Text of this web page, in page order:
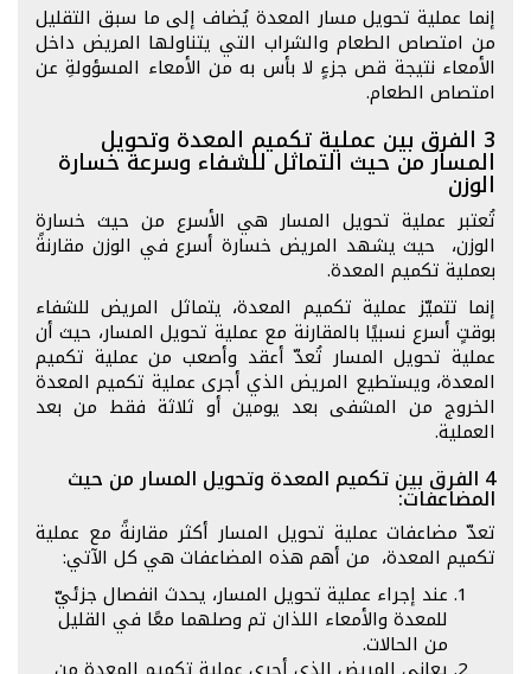
إنما عملية تحويل مسار المعدة يُضاف إلى ما سبق التقليل
من امتصاص الطعام والشراب التي يتناولها المريض داخل
الأمعاء نتيجة قص جزءٍ لا بأس به من الأمعاء المسؤولةِ عن
امتصاص الطعام.
3 الفرق بين عملية تكميم المعدة وتحويل
المسار من حيث التماثل للشفاء وسرعة خسارة
الوزن
تُعتبر عملية تحويل المسار هي الأسرع من حيث خسارة
الوزن، حيث يشهد المريض خسارة أسرع في الوزن مقارنةً
بعملية تكميم المعدة.
إنما تتميّز عملية تكميم المعدة، يتماثل المريض للشفاء
بوقتٍ أسرع نسبيًا بالمقارنة مع عملية تحويل المسار، حيث أن
عملية تحويل المسار تُعدّ أعقد وأصعب من عملية تكميم
المعدة، ويستطيع المريض الذي أجرى عملية تكميم المعدة
الخروج من المشفى بعد يومين أو ثلاثة فقط من بعد
العملية.
4 الفرق بين تكميم المعدة وتحويل المسار من حيث
المضاعفات:
تعدّ مضاعفات عملية تحويل المسار أكثر مقارنةً مع عملية
تكميم المعدة، من أهم هذه المضاعفات هي كل الآتي:
عند إجراء عملية تحويل المسار، يحدث انفصال جزئيّ
للمعدة والأمعاء اللذان تم وصلهما معًا في القليل
من الحالات.